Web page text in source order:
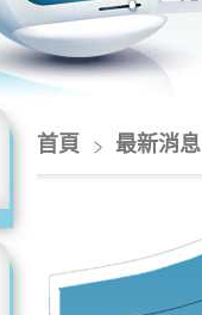
首頁 最新消息